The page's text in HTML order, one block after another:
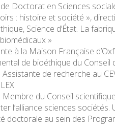
Doctorat en Sciences
: histoire et société »,
Science d’État. La
»
à la Maison Française
de bioéthique du Conseil
Assistante de recherche au
Membre du Conseil
l’alliance sciences
doctorale au sein des